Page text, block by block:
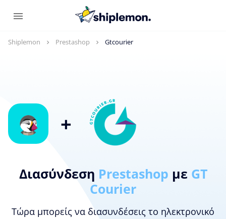
Shiplemon Prestashop Gtcourier
+
Διασύνδεση Prestashop με GT
Courier
Τώρα μπορείς να διασυνδέσεις το ηλεκτρονικό